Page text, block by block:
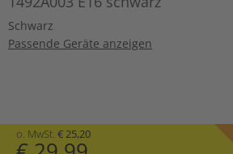
Schwarz
Passende Geräte anzeigen
o. MwSt. € 25,20